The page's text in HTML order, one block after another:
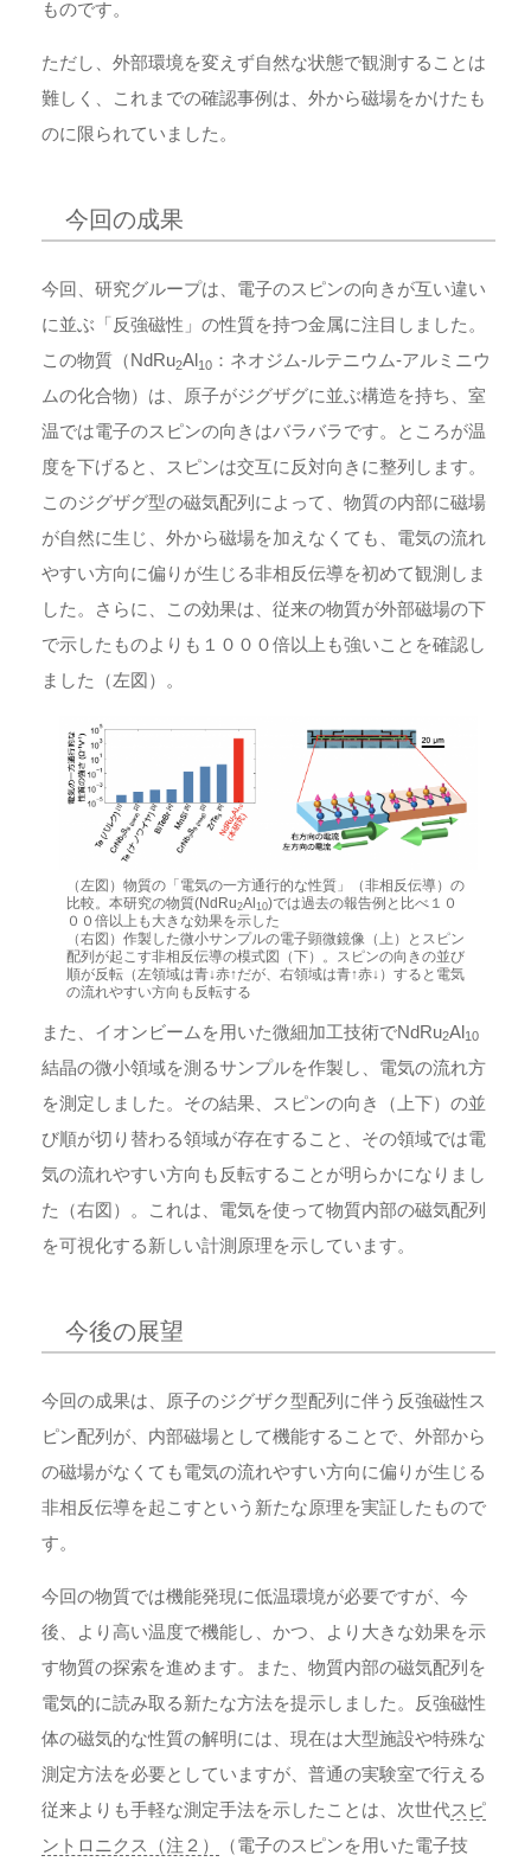
ものです。
ただし、外部環境を変えず自然な状態で観測することは
難しく、これまでの確認事例は、外から磁場をかけたも
のに限られていました。
今回の成果
今回、研究グループは、電子のスピンの向きが互い違い
に並ぶ「反強磁性」の性質を持つ金属に注目しました。
この物質（NdRu2Al10 ：ネオジム-ルテニウム-アルミニウ
ムの化合物）は、原子がジグザグに並ぶ構造を持ち、室
温では電子のスピンの向きはバラバラです。ところが温
度を下げると、スピンは交互に反対向きに整列します。
このジグザグ型の磁気配列によって、物質の内部に磁場
が自然に生じ、外から磁場を加えなくても、電気の流れ
やすい方向に偏りが生じる非相反伝導を初めて観測しま
した。さらに、この効果は、従来の物質が外部磁場の下
で示したものよりも１０００倍以上も強いことを確認し
ました（左図）。
（左図）物質の「電気の一方通行的な性質」（非相反伝導）の
比較。本研究の物質(NdRu2Al 10)では過去の報告例と比べ１０
００倍以上も大きな効果を示した
（右図）作製した微小サンプルの電子顕微鏡像（上）とスピン
配列が起こす非相反伝導の模式図（下）。スピンの向きの並び
順が反転（左領域は青↓赤↑だが、右領域は青↑赤↓）すると電気
の流れやすい方向も反転する
また、イオンビームを用いた微細加工技術でNdRu2Al10
結晶の微小領域を測るサンプルを作製し、電気の流れ方
を測定しました。その結果、スピンの向き（上下）の並
び順が切り替わる領域が存在すること、その領域では電
気の流れやすい方向も反転することが明らかになりまし
た（右図）。これは、電気を使って物質内部の磁気配列
を可視化する新しい計測原理を示しています。
今後の展望
今回の成果は、原子のジグザク型配列に伴う反強磁性ス
ピン配列が、内部磁場として機能することで、外部から
の磁場がなくても電気の流れやすい方向に偏りが生じる
非相反伝導を起こすという新たな原理を実証したもので
す。
今回の物質では機能発現に低温環境が必要ですが、今
後、より高い温度で機能し、かつ、より大きな効果を示
す物質の探索を進めます。また、物質内部の磁気配列を
電気的に読み取る新たな方法を提示しました。反強磁性
体の磁気的な性質の解明には、現在は大型施設や特殊な
測定方法を必要としていますが、普通の実験室で行える
従来よりも手軽な測定手法を示したことは、次世代スピ
ントロニクス（注２）
（電子のスピンを用いた電子技